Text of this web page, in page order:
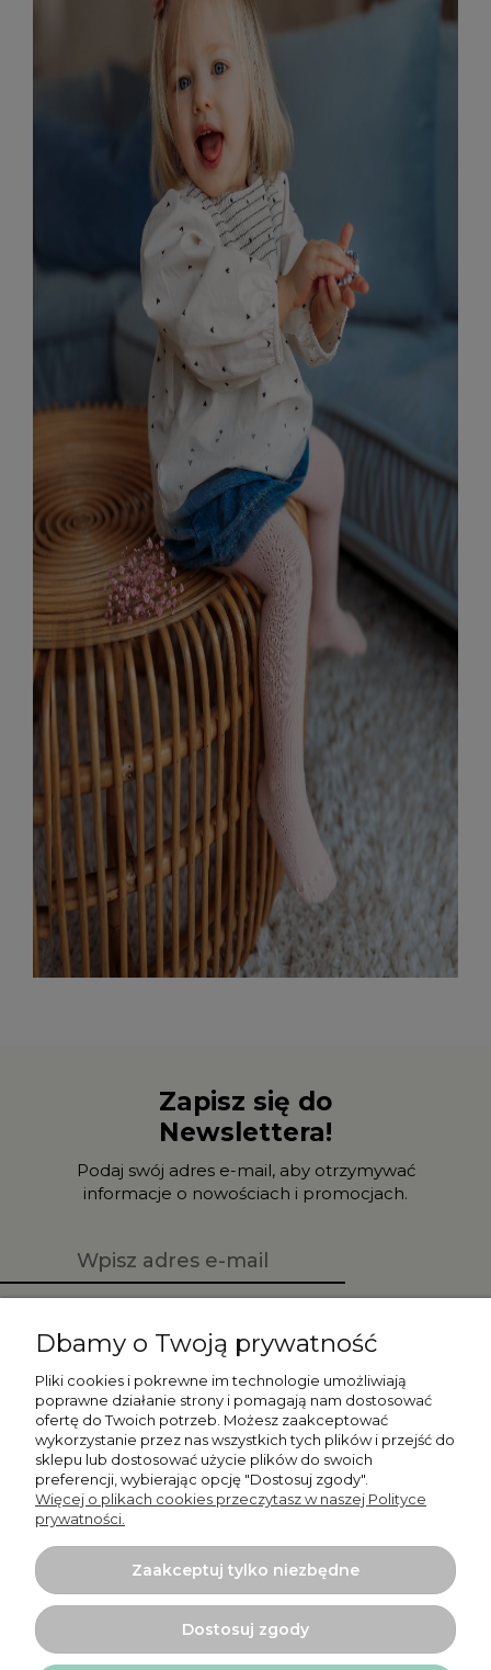
Zapisz się do
Newslettera!
Podaj swój adres e-mail, aby otrzymywać
informacje o nowościach i promocjach.
Moje konto
Płatności i dostawa
Informacje
O nas
Dbamy o Twoją prywatność
Pliki cookies i pokrewne im technologie umożliwiają
poprawne działanie strony i pomagają nam dostosować
ofertę do Twoich potrzeb. Możesz zaakceptować
wykorzystanie przez nas wszystkich tych plików i przejść do
sklepu lub dostosować użycie plików do swoich
preferencji, wybierając opcję "Dostosuj zgody".
Więcej o plikach cookies przeczytasz w naszej Polityce
prywatności.
Zaakceptuj tylko niezbędne
Dostosuj zgody